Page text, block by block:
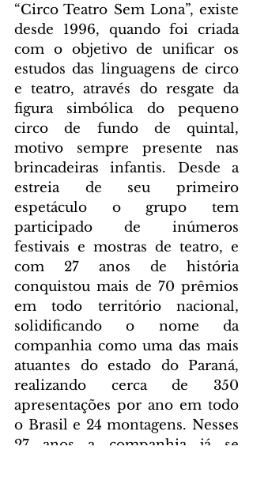
“Circo Teatro Sem Lona”, existe
desde 1996, quando foi criada
com o objetivo de unificar os
estudos das linguagens de circo
e teatro, através do resgate da
figura simbólica do pequeno
circo de fundo de quintal,
motivo sempre presente nas
brincadeiras infantis. Desde a
estreia de seu primeiro
espetáculo o grupo tem
participado de inúmeros
festivais e mostras de teatro, e
com 27 anos de história
conquistou mais de 70 prêmios
em todo território nacional,
solidificando o nome da
companhia como uma das mais
atuantes do estado do Paraná,
realizando cerca de 350
apresentações por ano em todo
o Brasil e 24 montagens. Nesses
27 anos a companhia já se